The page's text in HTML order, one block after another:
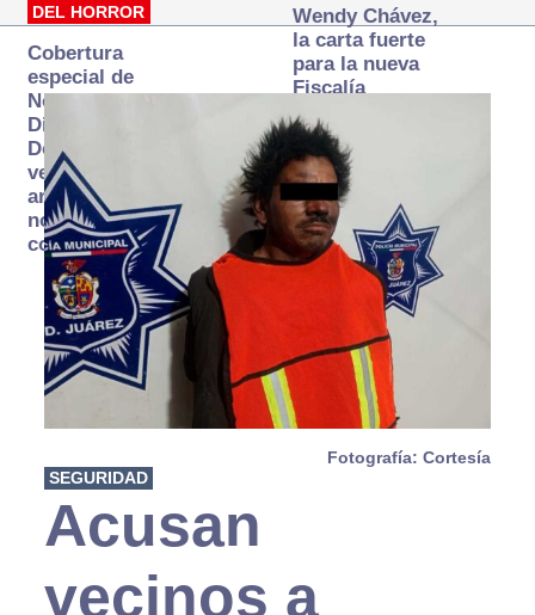
DEL HORROR
Cobertura
especial de
Norte
Digital:
Donde la
verdad
arde… pero
no se
consume
Wendy Chávez,
la carta fuerte
para la nueva
Fiscalía
autónoma
Fotografía: Cortesía
SEGURIDAD
Acusan
vecinos a